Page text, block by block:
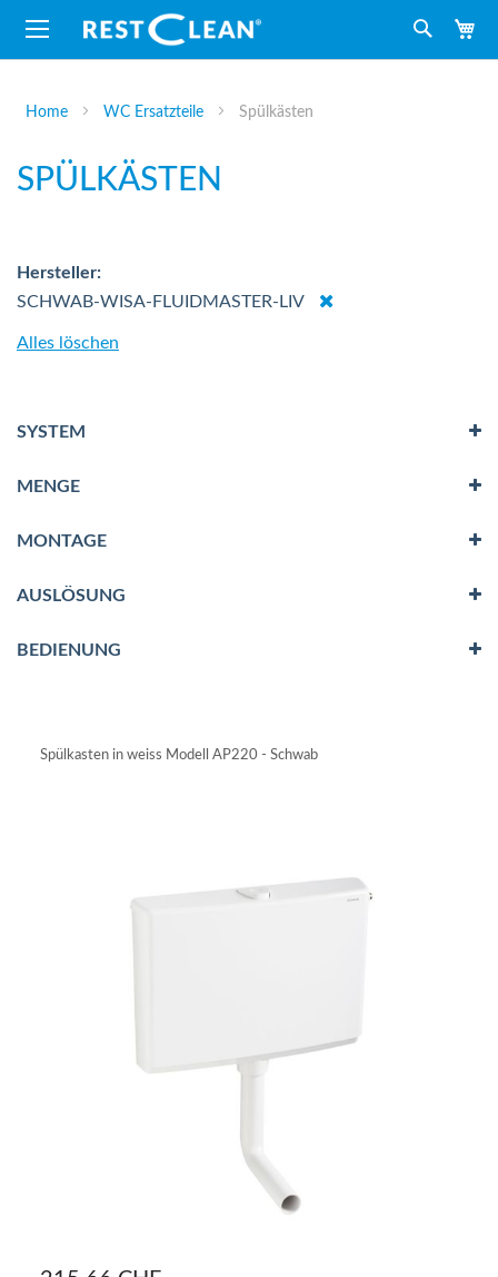
Suche
Home WC Ersatzteile Spülkästen
SPÜLKÄSTEN
Spülkasten in weiss Modell AP220 - Schwab
Hersteller
SCHWAB-WISA-FLUIDMASTER-LIV
Dies
Alles löschen
SYSTEM
MENGE
MONTAGE
AUSLÖSUNG
BEDIENUNG